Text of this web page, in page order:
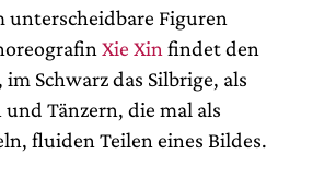
unterscheidbare Figuren
Xie Xin findet den
Schwarz das Silbrige, als
Tänzern, die mal als
fluiden Teilen eines Bildes.